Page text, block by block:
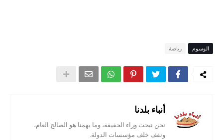
الوسوم رياضة
أنباء بلدنا
نحن نبحث وراء الحقيقة، وما يهمنا هو الصالح العام،
ونقف خلف مؤسسات الدولة.